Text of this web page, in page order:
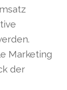
Marketing
der